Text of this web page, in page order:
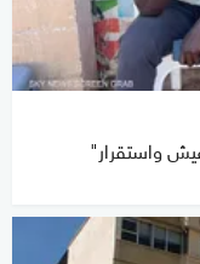
واستقرار"